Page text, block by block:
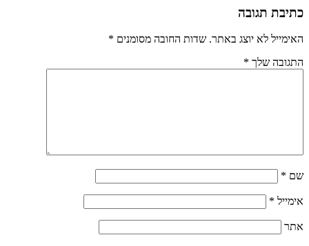
כתיבת תגובה
האימייל לא יוצג באתר. שדות החובה מסומנים *
התגובה שלך *
שם *
אימייל *
אתר